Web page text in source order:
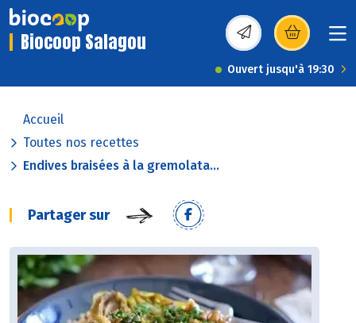
Biocoop Salagou (s’ouvre dans une
Ouvert jusqu'à 19:30
Accueil
Toutes nos recettes
Endives braisées à la gremolata...
Partager sur